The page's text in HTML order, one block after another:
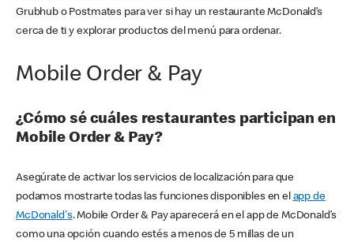
Grubhub o Postmates para ver si hay un restaurante McDonald’s
cerca de ti y explorar productos del menú para ordenar.
Mobile Order & Pay
¿Cómo sé cuáles restaurantes participan en
Mobile Order & Pay?
Asegúrate de activar los servicios de localización para que
podamos mostrarte todas las funciones disponibles en el app de
McDonald's. Mobile Order & Pay aparecerá en el app de McDonald’s
como una opción cuando estés a menos de 5 millas de un